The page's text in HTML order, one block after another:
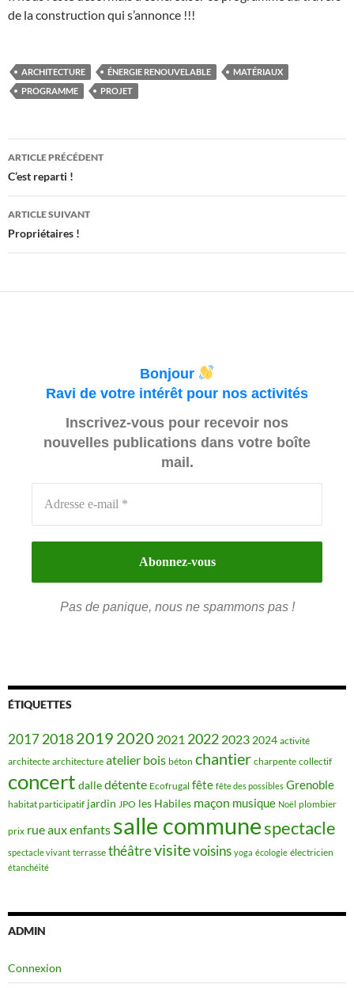
de la construction qui s’annonce !!!
ARCHITECTURE ÉNERGIE RENOUVELABLE
MATÉRIAUX
PROGRAMME
PROJET
Navigation
des
articles
ARTICLE PRÉCÉDENT
C’est reparti !
ARTICLE SUIVANT
Propriétaires !
Bonjour
Ravi de votre intérêt pour nos activités
Inscrivez-vous pour recevoir nos
nouvelles publications dans votre boîte
mail.
Pas de panique, nous ne spammons pas !
ÉTIQUETTES
201720182019 2020 2021 2022 2023 2024 activité
architecte architecture atelier bois béton chantier charpente collectif
concert dalledétente Ecofrugal fête fête des possibles Grenoble
habitat participatif jardin JPO les Habiles maçon musique Noël plombier
prix rue aux enfants salle communespectacle
spectacle vivant terrasse théâtrevisitevoisins yoga écologie électricien
étanchéité
ADMIN
Connexion